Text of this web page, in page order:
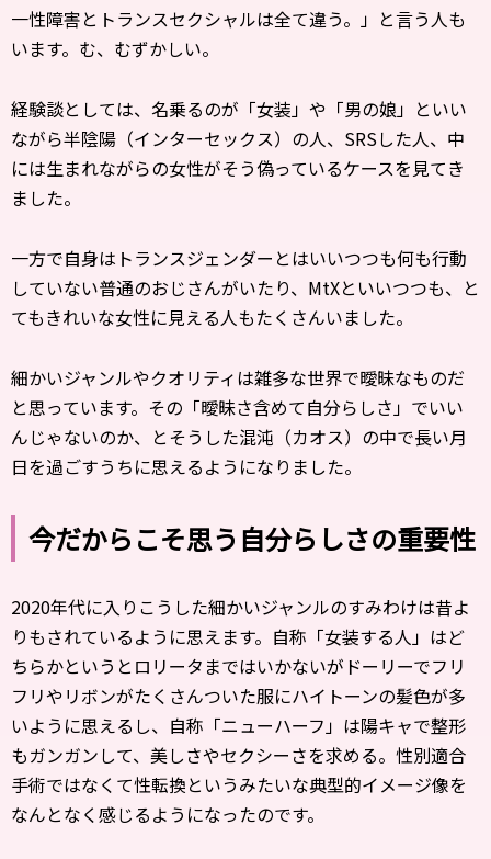
一性障害とトランスセクシャルは全て違う。」と言う人も
います。む、むずかしい。
経験談としては、名乗るのが「女装」や「男の娘」といい
ながら半陰陽（インターセックス）の人、SRSした人、中
には生まれながらの女性がそう偽っているケースを見てき
ました。
一方で自身はトランスジェンダーとはいいつつも何も行動
していない普通のおじさんがいたり、MtXといいつつも、と
てもきれいな女性に見える人もたくさんいました。
細かいジャンルやクオリティは雑多な世界で曖昧なものだ
と思っています。その「曖昧さ含めて自分らしさ」でいい
んじゃないのか、とそうした混沌（カオス）の中で長い月
日を過ごすうちに思えるようになりました。
今だからこそ思う自分らしさの重要性
2020年代に入りこうした細かいジャンルのすみわけは昔よ
りもされているように思えます。自称「女装する人」はど
ちらかというとロリータまではいかないがドーリーでフリ
フリやリボンがたくさんついた服にハイトーンの髪色が多
いように思えるし、自称「ニューハーフ」は陽キャで整形
もガンガンして、美しさやセクシーさを求める。性別適合
手術ではなくて性転換というみたいな典型的イメージ像を
なんとなく感じるようになったのです。